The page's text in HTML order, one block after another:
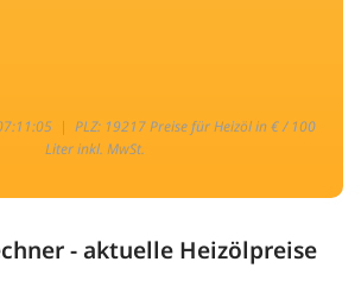
| PLZ: 19217 Preise für Heizöl in € / 100
Liter inkl. MwSt.
- aktuelle Heizölpreise